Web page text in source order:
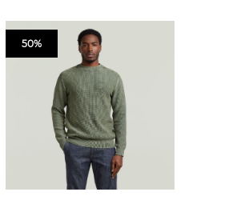
50%